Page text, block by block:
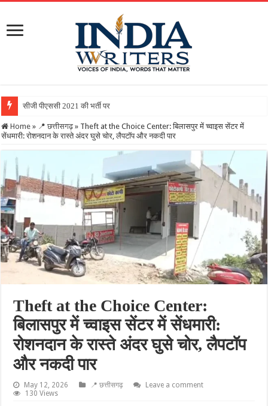
सीजी पीएससी 2021 की भर्ती पर अहम फैसला : सुप्रीम कोर्ट से नि
Home » 📍 छत्तीसगढ़ » Theft at the Choice Center: बिलासपुर में च्वाइस सेंटर में
सेंधमारी: रोशनदान के रास्ते अंदर घुसे चोर, लैपटॉप और नकदी पार
Theft at the Choice Center:
बिलासपुर में च्वाइस सेंटर में सेंधमारी:
रोशनदान के रास्ते अंदर घुसे चोर, लैपटॉप
और नकदी पार
May 12, 2026 📍 छत्तीसगढ़
Leave a comment
130 Views